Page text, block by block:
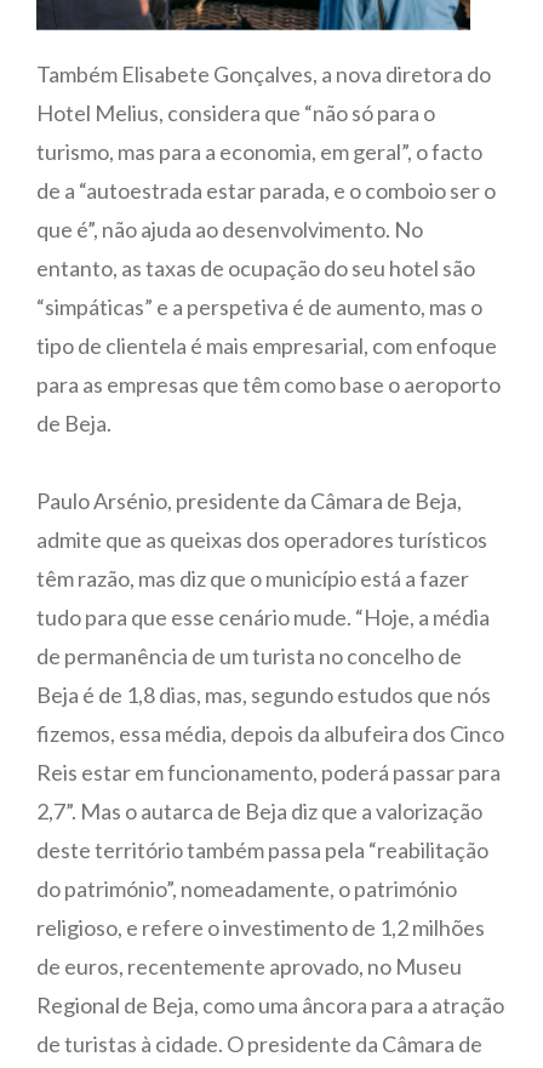
Também Elisabete Gonçalves, a nova diretora do
Hotel Melius, considera que “não só para o
turismo, mas para a economia, em geral”, o facto
de a “autoestrada estar parada, e o comboio ser o
que é”, não ajuda ao desenvolvimento. No
entanto, as taxas de ocupação do seu hotel são
“simpáticas” e a perspetiva é de aumento, mas o
tipo de clientela é mais empresarial, com enfoque
para as empresas que têm como base o aeroporto
de Beja.
Paulo Arsénio, presidente da Câmara de Beja,
admite que as queixas dos operadores turísticos
têm razão, mas diz que o município está a fazer
tudo para que esse cenário mude. “Hoje, a média
de permanência de um turista no concelho de
Beja é de 1,8 dias, mas, segundo estudos que nós
fizemos, essa média, depois da albufeira dos Cinco
Reis estar em funcionamento, poderá passar para
2,7”. Mas o autarca de Beja diz que a valorização
deste território também passa pela “reabilitação
do património”, nomeadamente, o património
religioso, e refere o investimento de 1,2 milhões
de euros, recentemente aprovado, no Museu
Regional de Beja, como uma âncora para a atração
de turistas à cidade. O presidente da Câmara de